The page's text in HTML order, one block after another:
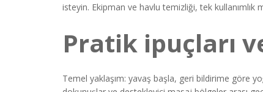
isteyin. Ekipman ve havlu temizliği, tek kullanımlık
Pratik ipuçları
Temel yaklaşım: yavaş başla, geri bildirime göre